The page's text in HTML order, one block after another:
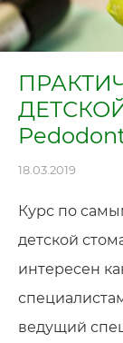
18.03.2019
Курс по
детской
интересен
ведущий